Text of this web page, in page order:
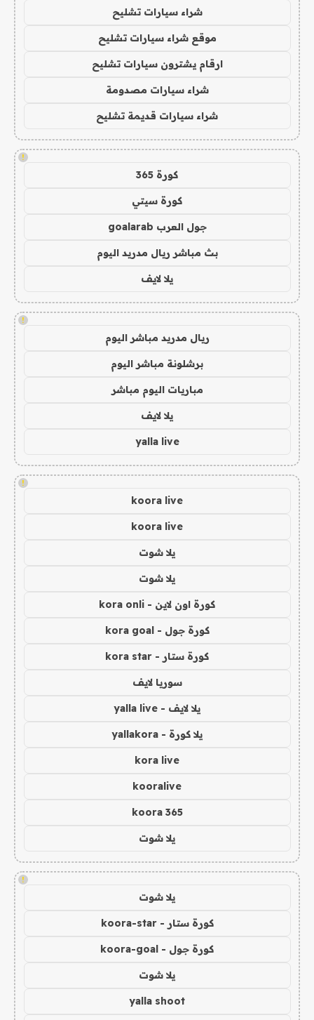
شراء سيارات تشليح
موقع شراء سيارات تشليح
ارقام يشترون سيارات تشليح
شراء سيارات مصدومة
شراء سيارات قديمة تشليح
!
كورة 365
كورة سيتي
جول العرب goalarab
بث مباشر ريال مدريد اليوم
يلا لايف
!
ريال مدريد مباشر اليوم
برشلونة مباشر اليوم
مباريات اليوم مباشر
يلا لايف
yalla live
!
koora live
koora live
يلا شوت
يلا شوت
كورة اون لاين - kora onli
كورة جول - kora goal
كورة ستار - kora star
سوريا لايف
يلا لايف - yalla live
يلا كورة - yallakora
kora live
kooralive
koora 365
يلا شوت
!
يلا شوت
كورة ستار - koora-star
كورة جول - koora-goal
يلا شوت
yalla shoot